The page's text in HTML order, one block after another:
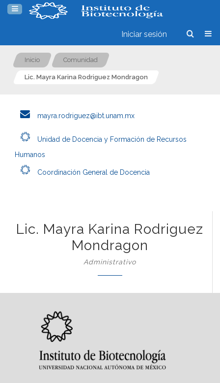
Iniciar sesión
Inicio Comunidad
Lic. Mayra Karina Rodriguez Mondragon
mayra.rodriguez@ibt.unam.mx
Unidad de Docencia y Formación de Recursos
Humanos
Coordinación General de Docencia
Lic. Mayra Karina Rodriguez
Mondragon
Administrativo